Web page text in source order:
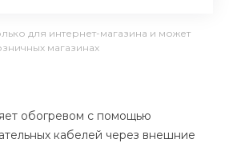
для интернет-магазина и может
магазинах
обогревом с помощью
кабелей через внешние